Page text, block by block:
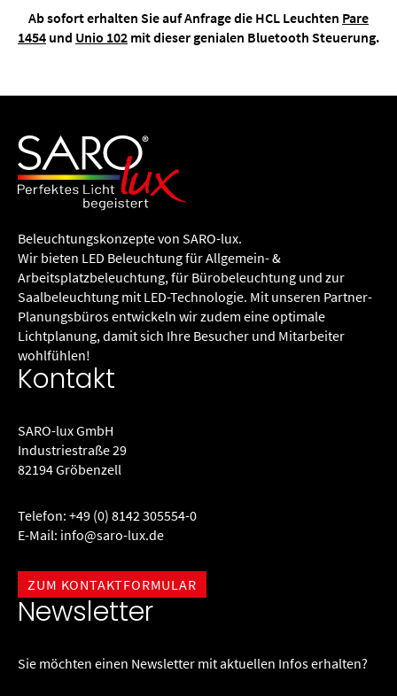
Ab sofort erhalten Sie auf Anfrage die HCL Leuchten Pare
1454 und Unio 102 mit dieser genialen Bluetooth Steuerung.
Beleuchtungs­konzepte von SARO-lux.
Wir bieten LED Beleuchtung für Allgemein- &
Arbeitsplatzbeleuchtung, für Büro­beleuchtung und zur
Saalbeleuchtung mit LED-Technologie. Mit unseren Partner-
Planungsbüros entwickeln wir zudem eine optimale
Lichtplanung, damit sich Ihre Besucher und Mitarbeiter
wohlfühlen!
Kontakt
SARO-lux GmbH
Industriestraße 29
82194 Gröbenzell
Telefon: +49 (0) 8142 305554-0
E-Mail: info@saro-lux.de
ZUM KONTAKTFORMULAR
Newsletter
Sie möchten einen Newsletter mit aktuellen Infos erhalten?